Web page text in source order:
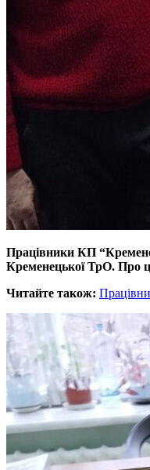
Працівники КП
Кременецької ТрО. Про
Читайте також: